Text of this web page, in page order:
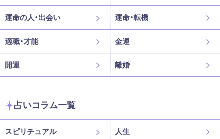
運命の人・出会い 運命・転機
適職・才能 金運
開運 離婚
占いコラム一覧
スピリチュアル 人生